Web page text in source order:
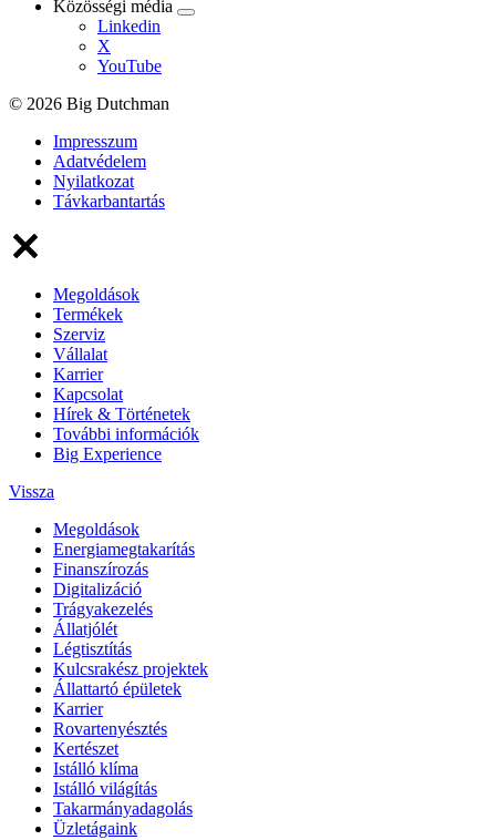
Közösségi média
Linkedin
X
YouTube
© 2026 Big Dutchman
Impresszum
Adatvédelem
Nyilatkozat
Távkarbantartás
Megoldások
Termékek
Szerviz
Vállalat
Karrier
Kapcsolat
Hírek & Történetek
További információk
Big Experience
Vissza
Megoldások
Energiamegtakarítás
Finanszírozás
Digitalizáció
Trágyakezelés
Állatjólét
Légtisztítás
Kulcsrakész projektek
Állattartó épületek
Karrier
Rovartenyésztés
Kertészet
Istálló klíma
Istálló világítás
Takarmányadagolás
Üzletágaink